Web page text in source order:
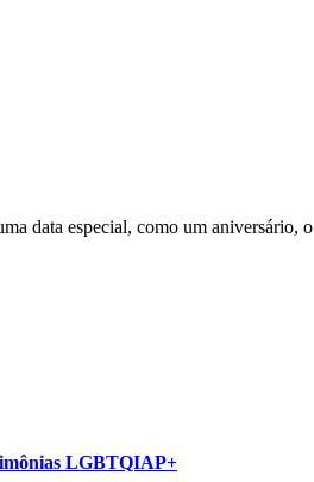
data especial, como um aniversário, o
LGBTQIAP+